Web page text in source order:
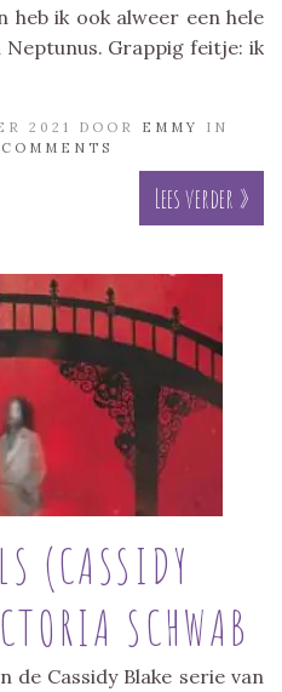
heb ik ook alweer een hele
Grappig feitje: ik
2021 DOOR EMMY
IN
Lees verder »
(CASSIDY
SCHWAB
de Cassidy Blake serie van